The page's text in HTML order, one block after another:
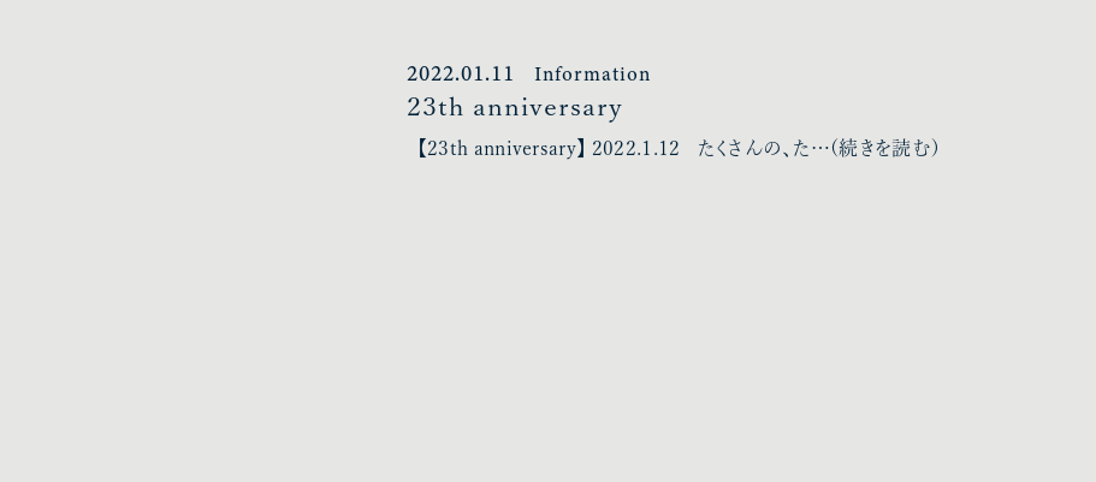
2022.01.11 Information
23th anniversary
【23th anniversary】 2022.1.12 たくさんの、た…(続きを読む)